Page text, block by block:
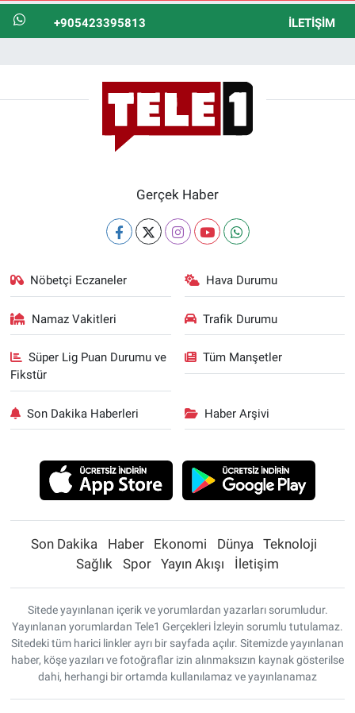
+905423395813 İLETIŞIM
Gerçek Haber
Nöbetçi Eczaneler Hava Durumu
Namaz Vakitleri Trafik Durumu
Süper Lig Puan Durumu ve
Fikstür
Tüm Manşetler
Son Dakika Haberleri Haber Arşivi
Son Dakika Haber Ekonomi Dünya
Teknoloji
Sağlık
Spor Yayın Akışı İletişim
Sitede yayınlanan içerik ve yorumlardan yazarları sorumludur.
Yayınlanan yorumlardan Tele1 Gerçekleri İzleyin sorumlu tutulamaz.
Sitedeki tüm harici linkler ayrı bir sayfada açılır. Sitemizde yayınlanan
haber, köşe yazıları ve fotoğraflar izin alınmaksızın kaynak gösterilse
dahi, herhangi bir ortamda kullanılamaz ve yayınlanamaz